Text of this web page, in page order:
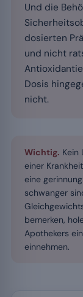
Und die
dosierten
und nicht
Dosis
nicht.
Wichtig. Kein
einer
eine
schwanger
bemerken,
Apothekers
einnehmen.